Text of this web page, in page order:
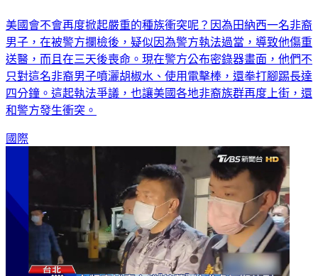
美國會不會再度掀起嚴重的種族衝突呢？因為田納西一名非裔
男子，在被警方攔檢後，疑似因為警方執法過當，導致他傷重
送醫，而且在三天後喪命。現在警方公布密錄器畫面，他們不
只對這名非裔男子噴灑胡椒水、使用電擊棒，還拳打腳踢長達
四分鐘。這起執法爭議，也讓美國各地非裔族群再度上街，還
和警方發生衝突。
國際